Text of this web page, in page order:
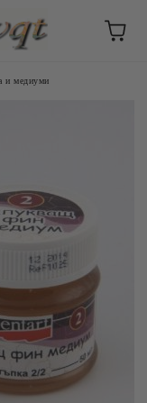
и медиуми